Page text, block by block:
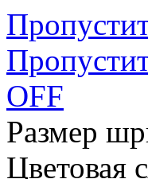
OFF
Размер
Цветовая